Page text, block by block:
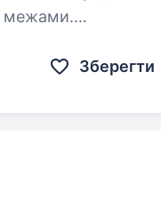
межами.
Зберегти